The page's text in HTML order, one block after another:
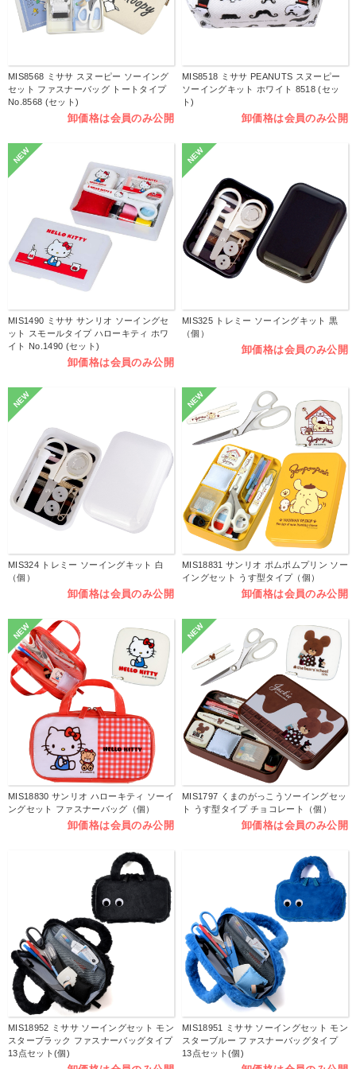
MIS8568 ミササ スヌーピー ソーイング
セット ファスナーバッグ トートタイプ
No.8568 (セット)
卸価格は会員のみ公開
MIS8518 ミササ PEANUTS スヌーピー
ソーイングキット ホワイト 8518 (セッ
ト)
卸価格は会員のみ公開
NEW
MIS1490 ミササ サンリオ ソーイングセ
ット スモールタイプ ハローキティ ホワ
イト No.1490 (セット)
卸価格は会員のみ公開
NEW
MIS325 トレミー ソーイングキット 黒
（個）
卸価格は会員のみ公開
NEW
MIS324 トレミー ソーイングキット 白
（個）
卸価格は会員のみ公開
NEW
MIS18831 サンリオ ポムポムプリン ソー
イングセット うす型タイプ（個）
卸価格は会員のみ公開
NEW
MIS18830 サンリオ ハローキティ ソーイ
ングセット ファスナーバッグ（個）
卸価格は会員のみ公開
NEW
MIS1797 くまのがっこうソーイングセッ
ト うす型タイプ チョコレート（個）
卸価格は会員のみ公開
MIS18952 ミササ ソーイングセット モン
スターブラック ファスナーバッグタイプ
13点セット(個)
MIS18951 ミササ ソーイングセット モン
スターブルー ファスナーバッグタイプ
13点セット(個)